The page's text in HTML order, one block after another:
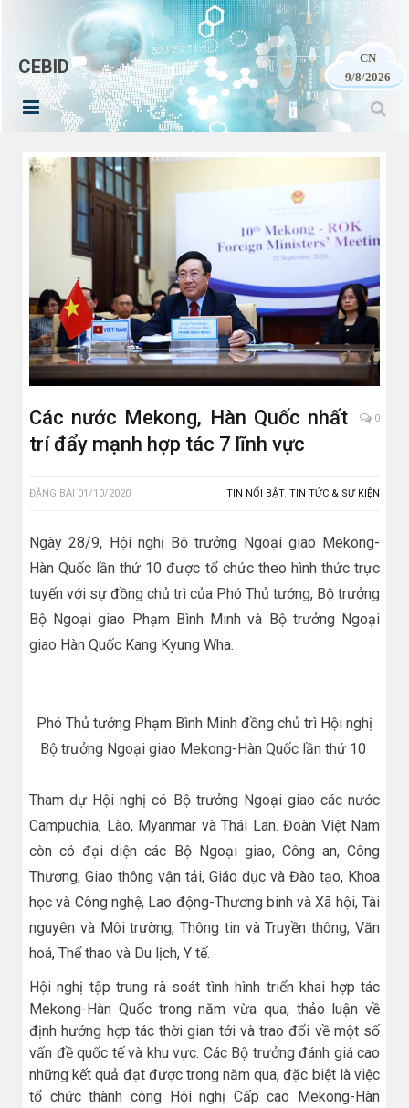
CEBID
CN
9/8/2026
Các nước Mekong, Hàn Quốc nhất
trí đẩy mạnh hợp tác 7 lĩnh vực
0
ĐĂNG BÀI 01/10/2020 TIN NỔI BẬT, TIN TỨC & SỰ KIỆN
Ngày 28/9, Hội nghị Bộ trưởng Ngoại giao Mekong-
Hàn Quốc lần thứ 10 được tổ chức theo hình thức trực
tuyến với sự đồng chủ trì của Phó Thủ tướng, Bộ trưởng
Bộ Ngoại giao Phạm Bình Minh và Bộ trưởng Ngoại
giao Hàn Quốc Kang Kyung Wha.
Phó Thủ​ tướng Phạm Bình Minh đồng chủ trì Hội nghị
Bộ trưởng Ngoại giao Mekong-Hàn Quốc lần thứ 10 ​
Tham dự Hội nghị có Bộ trưởng Ngoại giao các nước
Campuchia, Lào, Myanmar và Thái Lan. Đoàn Việt Nam
còn có đại diện các Bộ Ngoại giao, Công an, Công
Thương, Giao thông vận tải, Giáo dục và Đào tạo, Khoa
học và Công nghệ, Lao động-Thương binh và Xã hội, Tài
nguyên và Môi trường, Thông tin và Truyền thông, Văn
hoá, Thể thao và Du lịch, Y tế.
Hội nghị tập trung rà soát tình hình triển khai hợp tác
Mekong-Hàn Quốc trong năm vừa qua, thảo luận về
định hướng hợp tác thời gian tới và trao đổi về một số
vấn đề quốc tế và khu vực. Các Bộ trưởng đánh giá cao
những kết quả đạt được trong năm qua, đặc biệt là việc
tổ chức thành công Hội nghị Cấp cao Mekong-Hàn